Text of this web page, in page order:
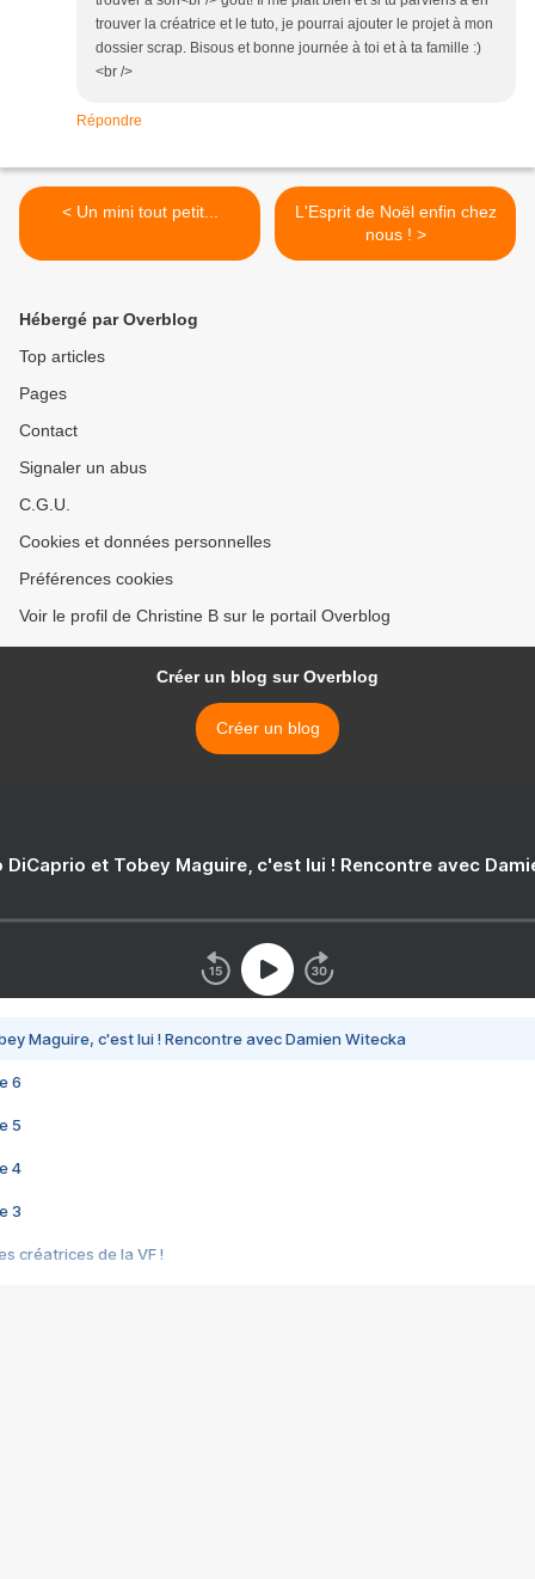
trouver la créatrice et le tuto, je pourrai ajouter le projet à mon
dossier scrap. Bisous et bonne journée à toi et à ta famille :)
<br />
Répondre
< Un mini tout petit...
L'Esprit de Noël enfin chez
nous ! >
Hébergé par Overblog
Top articles
Pages
Contact
Signaler un abus
C.G.U.
Cookies et données personnelles
Préférences cookies
Voir le profil de Christine B sur le portail Overblog
Créer un blog sur Overblog
Créer un blog
DiCaprio et Tobey Maguire, c'est lui ! Rencontre avec
Maguire, c'est lui ! Rencontre avec Damien Witecka
6
5
4
3
créatrices de la VF !